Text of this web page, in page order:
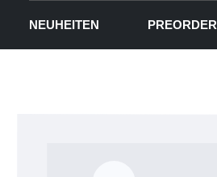
NEUHEITEN PREORDER